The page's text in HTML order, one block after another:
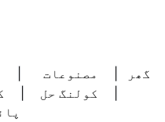
گھر مصنوعات
کولنگ حل